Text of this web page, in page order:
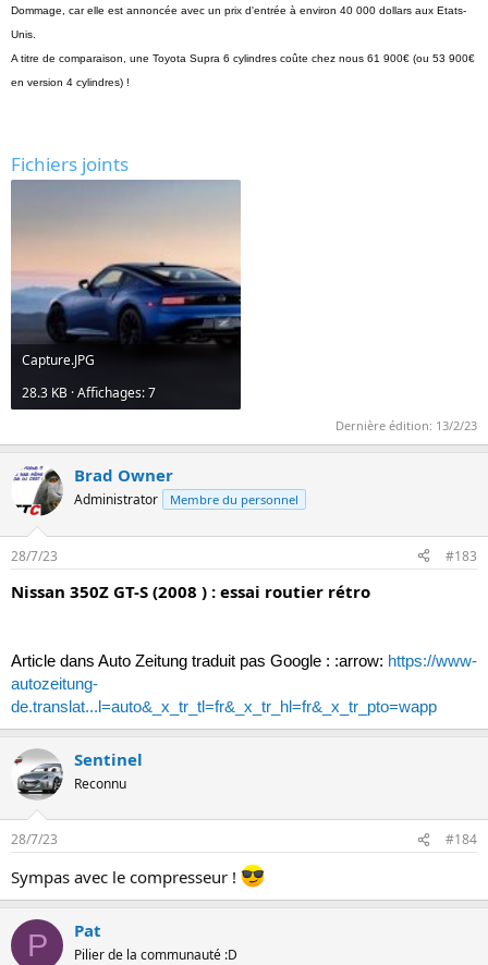
Dommage, car elle est annoncée avec un prix d'entrée à environ 40 000 dollars aux Etats-
Unis.
A titre de comparaison, une Toyota Supra 6 cylindres coûte chez nous 61 900€ (ou 53 900€
en version 4 cylindres) !
Fichiers joints
Capture.JPG
28.3 KB · Affichages: 7
Dernière édition: 13/2/23
Brad Owner
Administrator Membre du personnel
28/7/23 #183
Nissan 350Z GT-S (2008 ) : essai routier rétro
Article dans Auto Zeitung traduit pas Google : :arrow: https://www-
autozeitung-
de.translat...l=auto&_x_tr_tl=fr&_x_tr_hl=fr&_x_tr_pto=wapp
Sentinel
Reconnu
28/7/23 #184
Sympas avec le compresseur !
P Pat
Pilier de la communauté :D